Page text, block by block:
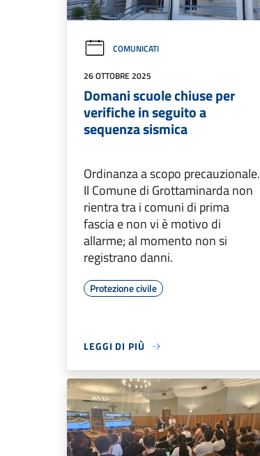
COMUNICATI
26 OTTOBRE 2025
Domani scuole chiuse per
verifiche in seguito a
sequenza sismica
Ordinanza a scopo precauzionale.
Il Comune di Grottaminarda non
rientra tra i comuni di prima
fascia e non vi è motivo di
allarme; al momento non si
registrano danni.
Protezione civile
LEGGI DI PIÙ